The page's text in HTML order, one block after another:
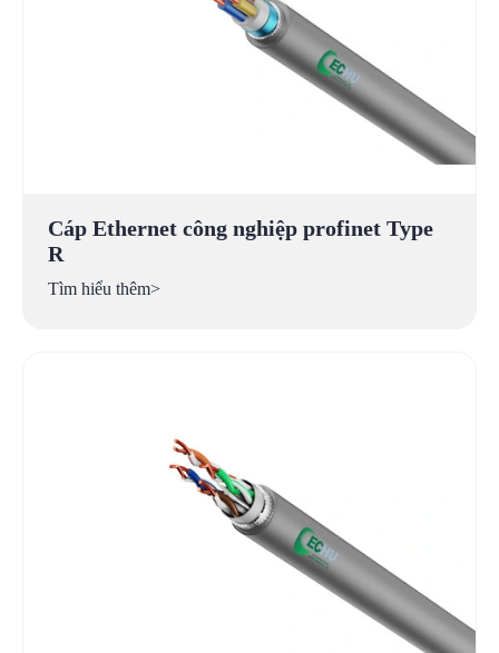
Cáp Ethernet công nghiệp profinet Type
R
Tìm hiểu thêm>